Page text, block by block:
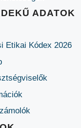
ADATOK
Etikai Kódex 2026